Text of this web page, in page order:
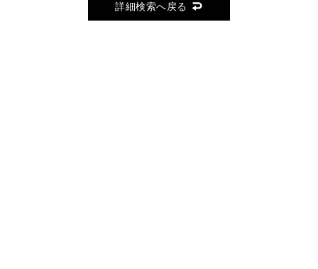
詳細検索へ戻る